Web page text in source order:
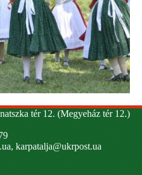
tér 12. (Megyeház tér 12.)
, karpatalja@ukrpost.ua